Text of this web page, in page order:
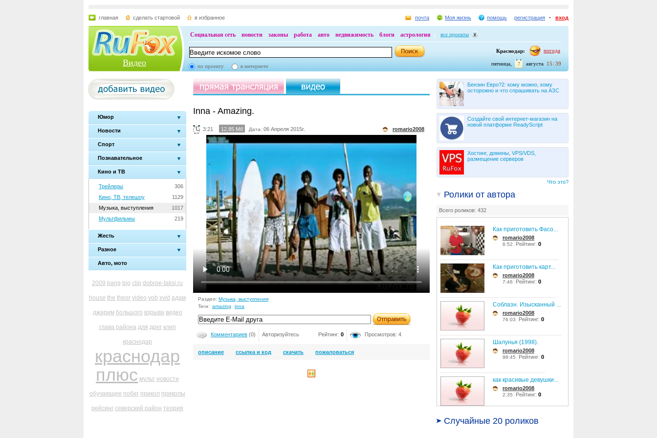
главная сделать стартовой в избранное почта Моя жизнь помощь регистрация вход
Видео
Социальная сеть новости законы работа авто недвижимость блоги астрология все проекты
Краснодар: погода
15 : 39
августа
7
пятница,
по проекту в интернете
Юмор
Новости
Спорт
Познавательное
Кино и ТВ
306
Трейлеры
1129
Кино, ТВ, телешоу
1017
Музыка, выступления
219
Мультфильмы
Жесть
Разное
Авто, мото
2009 bang big clip dobroe-taksi.ru
house the theor video vob xvid адам
джарим большого взрыва видео
глава района для дрег клип
краснодар
краснодар
плюс мульт новости
обучающее побег прикол приколы
рейсинг северский район теория
Бензин Евро?2: кому можно, кому
осторожно и что спрашивать на АЗС
Создайте свой интернет-магазин на
новой платформе ReadyScript
Хостинг, домены, VPS/VDS,
размещение серверов
Что это?
Ролики от автора
Всего роликов: 432
Как приготовить Фасо...
romario2008
6:52 Рейтинг: 0
Как приготовить карт...
romario2008
7:46 Рейтинг: 0
Соблазн. Изысканный ...
romario2008
76:03 Рейтинг: 0
Шалунья (1998).
romario2008
98:45 Рейтинг: 0
как красивые девушки...
romario2008
2:35 Рейтинг: 0
Леся Ярославская - С...
romario2008
Случайные 20 роликов
Inna - Amazing.
3:21 12,85 Мб Дата: 06 Апреля 2015г. romario2008
Раздел: Музыка, выступления
Теги: amazing inna
Комментариев (0) Авторизуйтесь Рейтинг: 0 Просмотров: 4
описание ссылка и код скачать пожаловаться